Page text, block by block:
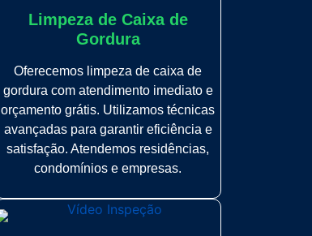
Limpeza de Caixa de
Gordura
Oferecemos limpeza de caixa de
gordura com atendimento imediato e
orçamento grátis. Utilizamos técnicas
avançadas para garantir eficiência e
satisfação. Atendemos residências,
condomínios e empresas.